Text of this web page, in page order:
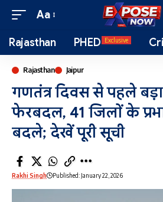
Aa
Rajasthan PHED Exclusive
Rajasthan Jaipur
गणतंत्र दिवस से पहले
फेरबदल, 41 जिलों के
बदले; देखें पूरी सूची
Rakhi Singh Published: January 22, 2026